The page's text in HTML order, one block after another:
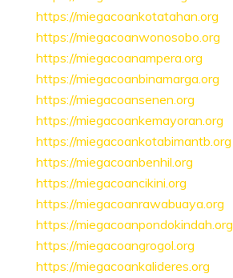
https://miegacoankotatahan.org
https://miegacoanwonosobo.org
https://miegacoanampera.org
https://miegacoanbinamarga.org
https://miegacoansenen.org
https://miegacoankemayoran.org
https://miegacoankotabimantb.org
https://miegacoanbenhil.org
https://miegacoancikini.org
https://miegacoanrawabuaya.org
https://miegacoanpondokindah.org
https://miegacoangrogol.org
https://miegacoankalideres.org